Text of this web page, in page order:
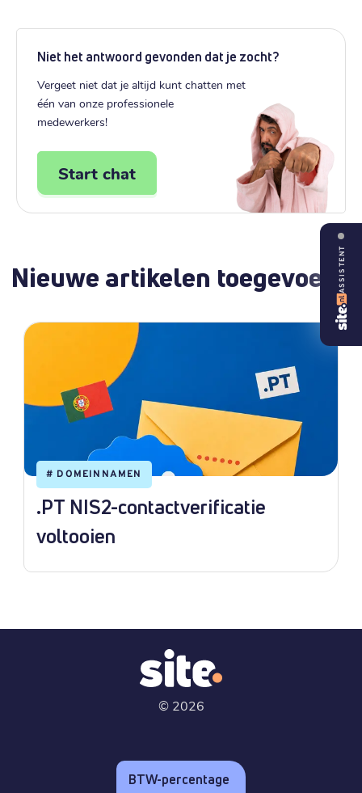
Niet het antwoord gevonden dat je zocht?
Vergeet niet dat je altijd kunt chatten met
één van onze professionele
medewerkers!
Start chat
Nieuwe artikelen toegevoegd
# DOMEINNAMEN
.PT NIS2-contactverificatie
voltooien
© 2026
BTW-percentage
ASSISTENT